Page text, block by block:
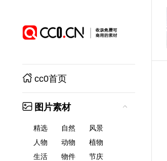
cc0首页
图片素材
精选 自然
风景
人物
动物
植物
生活
物件
节庆